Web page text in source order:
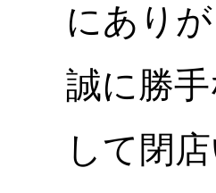
にあり
誠に勝
して閉